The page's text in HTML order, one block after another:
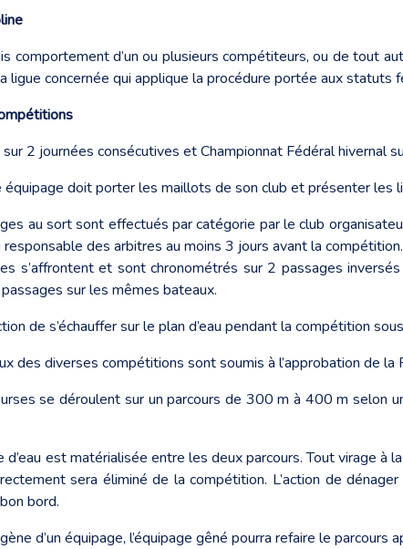
comportement d’un ou plusieurs compétiteurs, ou de tout
ligue concernée qui applique la procédure portée aux statuts
sur 2 journées consécutives et Championnat Fédéral hivernal
équipage doit porter les maillots de son club et présenter les
au sort sont effectués par catégorie par le club
des arbitres au moins 3 jours avant la compétition.
s’affrontent et sont chronométrés sur 2 passages
sur les mêmes bateaux.
de s’échauffer sur le plan d’eau pendant la compétition
des diverses compétitions sont soumis à l’approbation de
se déroulent sur un parcours de 300 m à 400 m selon
d’eau est matérialisée entre les deux parcours. Tout virage
sera éliminé de la compétition. L’action de
bord.
d’un équipage, l’équipage gêné pourra refaire le parcours